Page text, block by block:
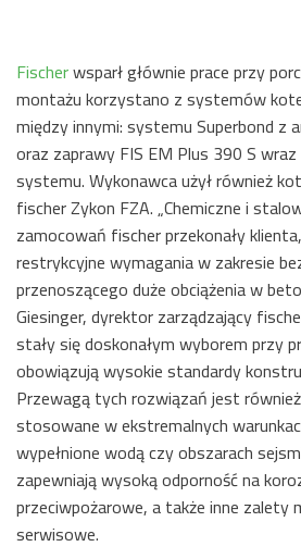
Fischerwsparł głównie prace przy
montażu korzystano z systemów
między innymi: systemu Superbond z
oraz zaprawy FIS EM Plus 390 S
systemu. Wykonawca użył również
fischer Zykon FZA. „Chemiczne i
zamocowań fischer przekonały
restrykcyjne wymagania w zakresie
przenoszącego duże obciążenia w
Giesinger, dyrektor zarządzający
stały się doskonałym wyborem przy
obowiązują wysokie standardy
Przewagą tych rozwiązań jest
stosowane w ekstremalnych
wypełnione wodą czy obszarach
zapewniają wysoką odporność na
przeciwpożarowe, a także inne zalety
serwisowe.